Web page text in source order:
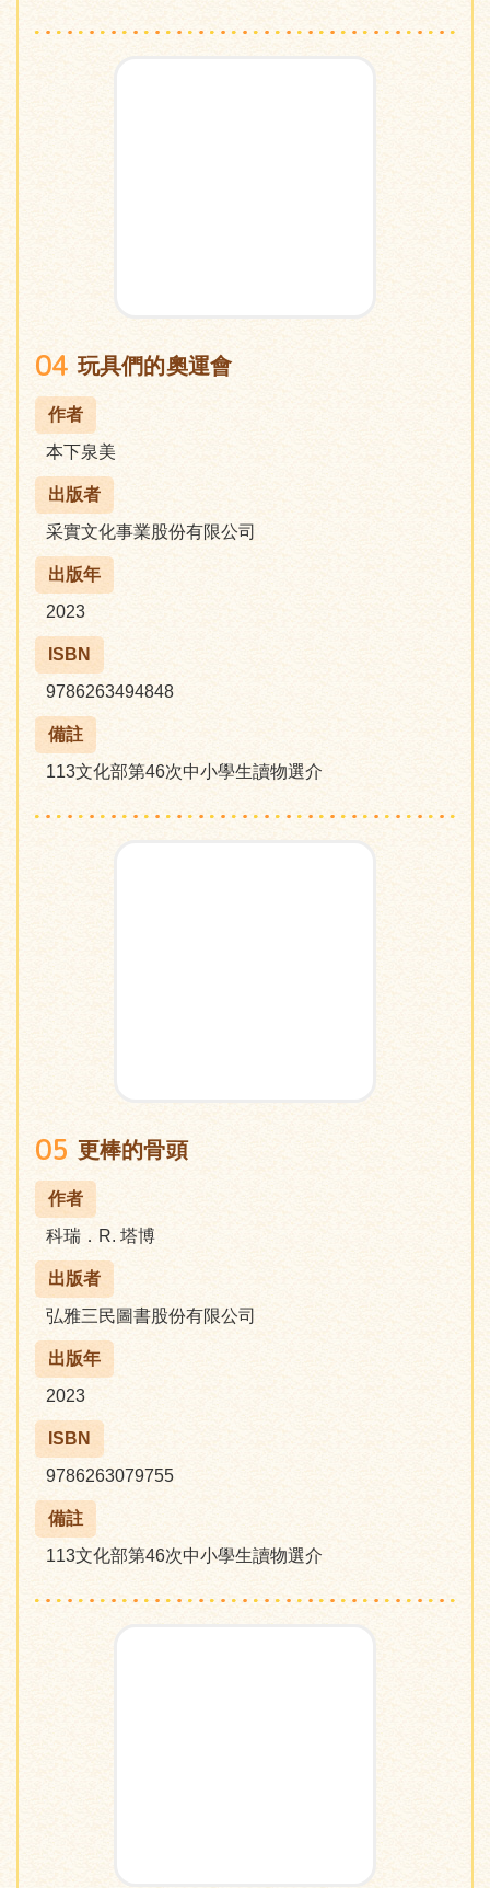
04 玩具們的奧運會
作者
本下泉美
出版者
采實文化事業股份有限公司
出版年
2023
ISBN
9786263494848
備註
113文化部第46次中小學生讀物選介
05 更棒的骨頭
作者
科瑞．R. 塔博
出版者
弘雅三民圖書股份有限公司
出版年
2023
ISBN
9786263079755
備註
113文化部第46次中小學生讀物選介